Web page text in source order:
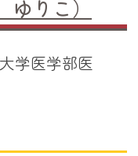
りこ）
学医学部医